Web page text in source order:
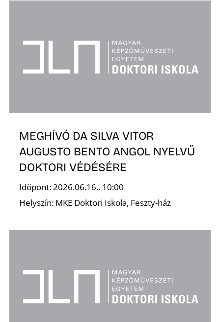
MEGHÍVÓ DA SILVA VITOR
AUGUSTO BENTO ANGOL NYELVŰ
DOKTORI VÉDÉSÉRE
Időpont: 2026.06.16., 10:00
Helyszín: MKE Doktori Iskola, Feszty-ház